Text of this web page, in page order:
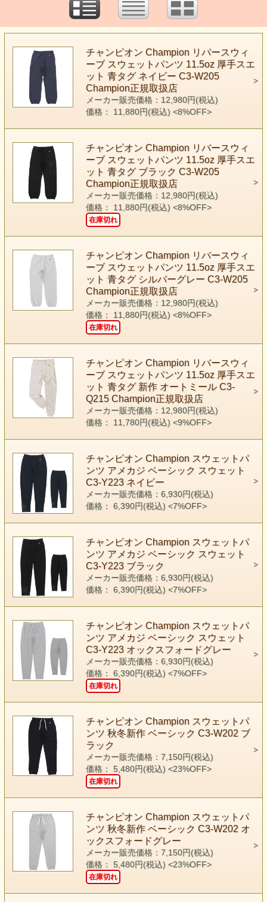
チャンピオン Champion リバースウィ
ーブ スウェットパンツ 11.5oz 厚手スエ
ット 青タグ ネイビー C3-W205
Champion正規取扱店
メーカー販売価格：12,980円(税込)
価格： 11,880円(税込) <8%OFF>
チャンピオン Champion リバースウィ
ーブ スウェットパンツ 11.5oz 厚手スエ
ット 青タグ ブラック C3-W205
Champion正規取扱店
メーカー販売価格：12,980円(税込)
価格： 11,880円(税込) <8%OFF>
在庫切れ
チャンピオン Champion リバースウィ
ーブ スウェットパンツ 11.5oz 厚手スエ
ット 青タグ シルバーグレー C3-W205
Champion正規取扱店
メーカー販売価格：12,980円(税込)
価格： 11,880円(税込) <8%OFF>
在庫切れ
チャンピオン Champion リバースウィ
ーブ スウェットパンツ 11.5oz 厚手スエ
ット 青タグ 新作 オートミール C3-
Q215 Champion正規取扱店
メーカー販売価格：12,980円(税込)
価格： 11,780円(税込) <9%OFF>
チャンピオン Champion スウェットパ
ンツ アメカジ ベーシック スウェット
C3-Y223 ネイビー
メーカー販売価格：6,930円(税込)
価格： 6,390円(税込) <7%OFF>
チャンピオン Champion スウェットパ
ンツ アメカジ ベーシック スウェット
C3-Y223 ブラック
メーカー販売価格：6,930円(税込)
価格： 6,390円(税込) <7%OFF>
チャンピオン Champion スウェットパ
ンツ アメカジ ベーシック スウェット
C3-Y223 オックスフォードグレー
メーカー販売価格：6,930円(税込)
価格： 6,390円(税込) <7%OFF>
在庫切れ
チャンピオン Champion スウェットパ
ンツ 秋冬新作 ベーシック C3-W202 ブ
ラック
メーカー販売価格：7,150円(税込)
価格： 5,480円(税込) <23%OFF>
在庫切れ
チャンピオン Champion スウェットパ
ンツ 秋冬新作 ベーシック C3-W202 オ
ックスフォードグレー
メーカー販売価格：7,150円(税込)
価格： 5,480円(税込) <23%OFF>
在庫切れ